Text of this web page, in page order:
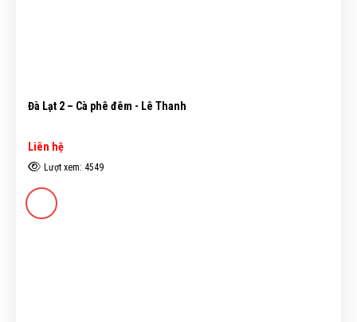
Đà Lạt 2 – Cà phê đêm - Lê Thanh
Liên hệ
Lượt xem: 4549